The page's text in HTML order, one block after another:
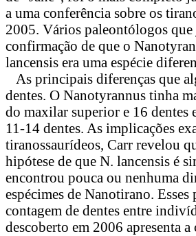
a uma conferência sobre os
2005. Vários paleontólogos
confirmação de que o
lancensis era uma espécie
As principais diferenças que
dentes. O Nanotyrannus tinha
do maxilar superior e 16 dentes
11-14 dentes. As implicações
tiranossaurídeos, Carr revelou
hipótese de que N. lancensis é
encontrou pouca ou nenhuma
espécimes de Nanotirano.
contagem de dentes entre
descoberto em 2006 apresenta